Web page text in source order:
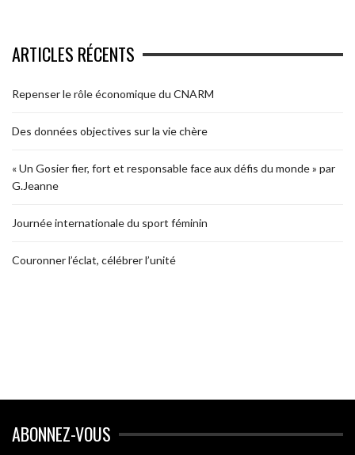
ARTICLES RÉCENTS
Repenser le rôle économique du CNARM
Des données objectives sur la vie chère
« Un Gosier fier, fort et responsable face aux défis du monde » par
G.Jeanne
Journée internationale du sport féminin
Couronner l’éclat, célébrer l’unité
ABONNEZ-VOUS